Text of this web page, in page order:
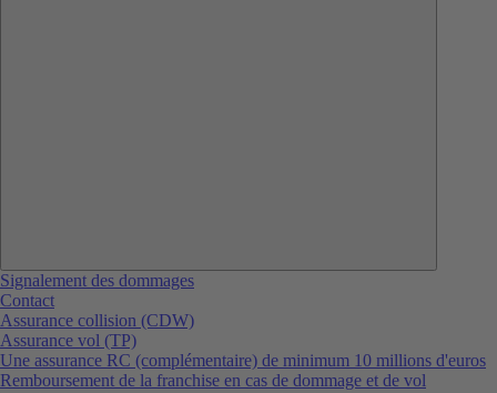
Signalement des dommages
Contact
Assurance collision (CDW)
Assurance vol (TP)
Une assurance RC (complémentaire) de minimum 10 millions d'euros
Remboursement de la franchise en cas de dommage et de vol